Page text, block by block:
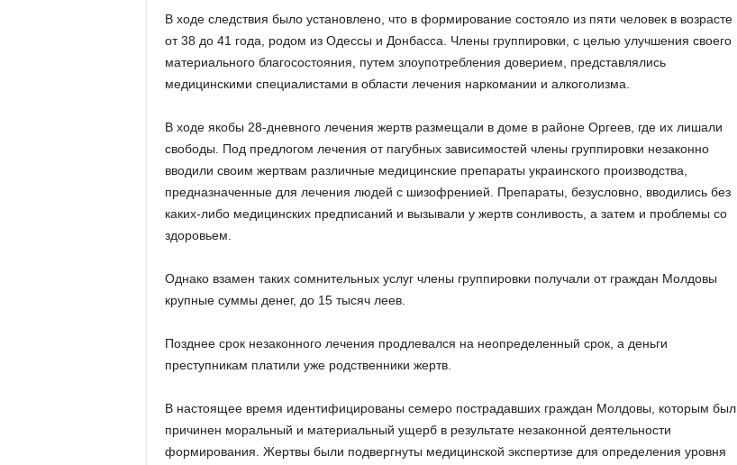
В ходе следствия было установлено, что в формирование состояло из пяти человек в возрасте
от 38 до 41 года, родом из Одессы и Донбасса. Члены группировки, с целью улучшения своего
материального благосостояния, путем злоупотребления доверием, представлялись
медицинскими специалистами в области лечения наркомании и алкоголизма.
В ходе якобы 28-дневного лечения жертв размещали в доме в районе Оргеев, где их лишали
свободы. Под предлогом лечения от пагубных зависимостей члены группировки незаконно
вводили своим жертвам различные медицинские препараты украинского производства,
предназначенные для лечения людей с шизофренией. Препараты, безусловно, вводились без
каких-либо медицинских предписаний и вызывали у жертв сонливость, а затем и проблемы со
здоровьем.
Однако взамен таких сомнительных услуг члены группировки получали от граждан Молдовы
крупные суммы денег, до 15 тысяч леев.
Позднее срок незаконного лечения продлевался на неопределенный срок, а деньги
преступникам платили уже родственники жертв.
В настоящее время идентифицированы семеро пострадавших граждан Молдовы, которым был
причинен моральный и материальный ущерб в результате незаконной деятельности
формирования. Жертвы были подвергнуты медицинской экспертизе для определения уровня